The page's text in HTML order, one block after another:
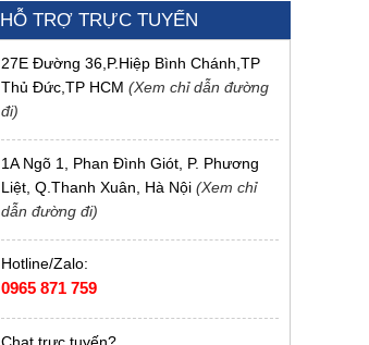
HỖ TRỢ TRỰC TUYẾN
27E Đường 36,P.Hiệp Bình Chánh,TP
Thủ Đức,TP HCM (Xem chỉ dẫn đường
đi)
1A Ngõ 1, Phan Đình Giót, P. Phương
Liệt, Q.Thanh Xuân, Hà Nội (Xem chỉ
dẫn đường đi)
Hotline/Zalo:
0965 871 759